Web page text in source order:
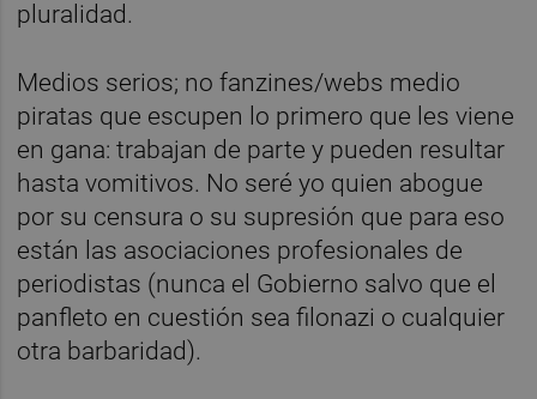
pluralidad.
Medios serios; no fanzines/webs medio
piratas que escupen lo primero que les viene
en gana: trabajan de parte y pueden resultar
hasta vomitivos. No seré yo quien abogue
por su censura o su supresión que para eso
están las asociaciones profesionales de
periodistas (nunca el Gobierno salvo que el
panfleto en cuestión sea filonazi o cualquier
otra barbaridad).